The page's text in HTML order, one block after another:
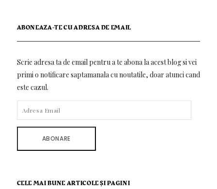
ABONEAZA-TE CU ADRESA DE EMAIL
Scrie adresa ta de email pentru a te abona la acest blog si vei
primi o notificare saptamanala cu noutatile, doar atunci cand
este cazul.
ADRESA
EMAIL
ABONARE
CELE MAI BUNE ARTICOLE ȘI PAGINI